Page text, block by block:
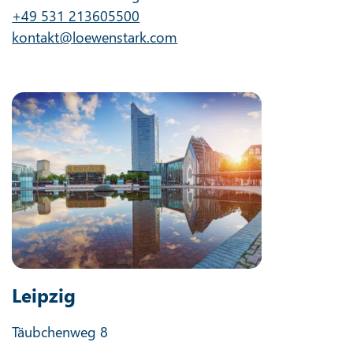
+49 531 213605500
kontakt@loewenstark.com
Leipzig
Täubchenweg 8